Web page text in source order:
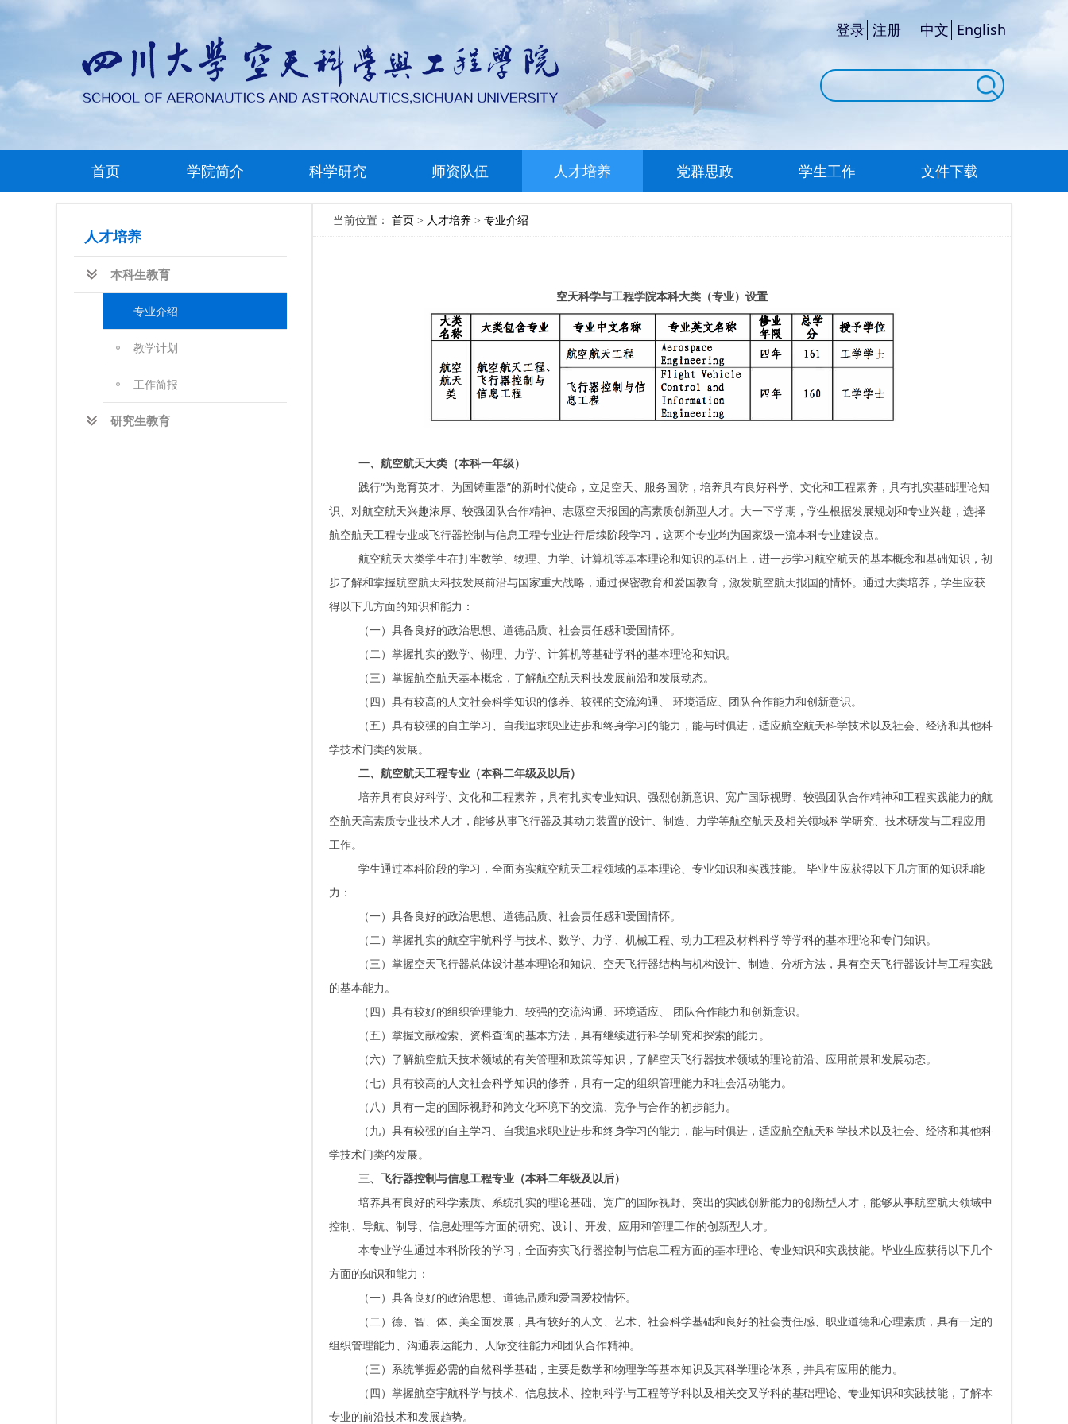
登录 注册 中文 English
首页 学院简介 科学研究 师资队伍 人才培养 党群思政 学生工作 文件下载
人才培养
本科生教育
专业介绍
教学计划
工作简报
研究生教育
当前位置： 首页 > 人才培养 > 专业介绍
空天科学与工程学院本科大类（专业）设置
一、航空航天大类（本科一年级）
践行“为党育英才、为国铸重器”的新时代使命，立足空天、服务国防，培养具有良好科学、文化和工程素养，具有扎实基础理论知
识、对航空航天兴趣浓厚、较强团队合作精神、志愿空天报国的高素质创新型人才。大一下学期，学生根据发展规划和专业兴趣，选择
航空航天工程专业或飞行器控制与信息工程专业进行后续阶段学习，这两个专业均为国家级一流本科专业建设点。
航空航天大类学生在打牢数学、物理、力学、计算机等基本理论和知识的基础上，进一步学习航空航天的基本概念和基础知识，初
步了解和掌握航空航天科技发展前沿与国家重大战略，通过保密教育和爱国教育，激发航空航天报国的情怀。通过大类培养，学生应获
得以下几方面的知识和能力：
（一）具备良好的政治思想、道德品质、社会责任感和爱国情怀。
（二）掌握扎实的数学、物理、力学、计算机等基础学科的基本理论和知识。
（三）掌握航空航天基本概念，了解航空航天科技发展前沿和发展动态。
（四）具有较高的人文社会科学知识的修养、较强的交流沟通、 环境适应、团队合作能力和创新意识。
（五）具有较强的自主学习、自我追求职业进步和终身学习的能力，能与时俱进，适应航空航天科学技术以及社会、经济和其他科
学技术门类的发展。
二、航空航天工程专业（本科二年级及以后）
培养具有良好科学、文化和工程素养，具有扎实专业知识、强烈创新意识、宽广国际视野、较强团队合作精神和工程实践能力的航
空航天高素质专业技术人才，能够从事飞行器及其动力装置的设计、制造、力学等航空航天及相关领域科学研究、技术研发与工程应用
工作。
学生通过本科阶段的学习，全面夯实航空航天工程领域的基本理论、专业知识和实践技能。 毕业生应获得以下几方面的知识和能
力：
（一）具备良好的政治思想、道德品质、社会责任感和爱国情怀。
（二）掌握扎实的航空宇航科学与技术、数学、力学、机械工程、动力工程及材料科学等学科的基本理论和专门知识。
（三）掌握空天飞行器总体设计基本理论和知识、空天飞行器结构与机构设计、制造、分析方法，具有空天飞行器设计与工程实践
的基本能力。
（四）具有较好的组织管理能力、较强的交流沟通、环境适应、 团队合作能力和创新意识。
（五）掌握文献检索、资料查询的基本方法，具有继续进行科学研究和探索的能力。
（六）了解航空航天技术领域的有关管理和政策等知识，了解空天飞行器技术领域的理论前沿、应用前景和发展动态。
（七）具有较高的人文社会科学知识的修养，具有一定的组织管理能力和社会活动能力。
（八）具有一定的国际视野和跨文化环境下的交流、竞争与合作的初步能力。
（九）具有较强的自主学习、自我追求职业进步和终身学习的能力，能与时俱进，适应航空航天科学技术以及社会、经济和其他科
学技术门类的发展。
三、飞行器控制与信息工程专业（本科二年级及以后）
培养具有良好的科学素质、系统扎实的理论基础、宽广的国际视野、突出的实践创新能力的创新型人才，能够从事航空航天领域中
控制、导航、制导、信息处理等方面的研究、设计、开发、应用和管理工作的创新型人才。
本专业学生通过本科阶段的学习，全面夯实飞行器控制与信息工程方面的基本理论、专业知识和实践技能。毕业生应获得以下几个
方面的知识和能力：
（一）具备良好的政治思想、道德品质和爱国爱校情怀。
（二）德、智、体、美全面发展，具有较好的人文、艺术、社会科学基础和良好的社会责任感、职业道德和心理素质，具有一定的
组织管理能力、沟通表达能力、人际交往能力和团队合作精神。
（三）系统掌握必需的自然科学基础，主要是数学和物理学等基本知识及其科学理论体系，并具有应用的能力。
（四）掌握航空宇航科学与技术、信息技术、控制科学与工程等学科以及相关交叉学科的基础理论、专业知识和实践技能，了解本
专业的前沿技术和发展趋势。